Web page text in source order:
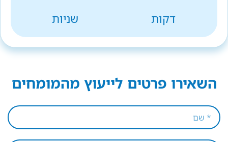
דקות
שניות
השאירו פרטים לייעוץ מהמומחים